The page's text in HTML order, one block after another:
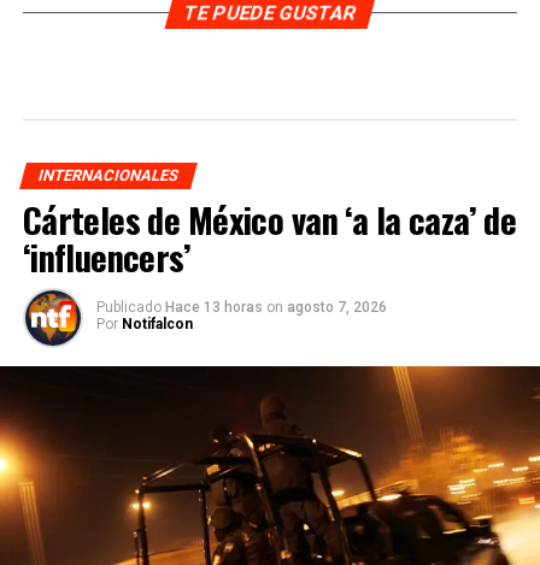
TE PUEDE GUSTAR
INTERNACIONALES
Cárteles de México van ‘a la caza’ de
‘influencers’
Publicado Hace 13 horas on agosto 7, 2026
Por Notifalcon